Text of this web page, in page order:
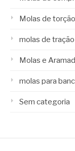
Molas de
molas de tração
Molas e
molas para
Sem categoria